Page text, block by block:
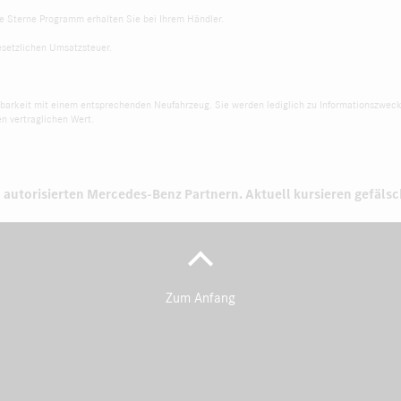
Sterne Programm erhalten Sie bei Ihrem Händler.
Umsatzsteuer.
mit einem entsprechenden Neufahrzeug. Sie werden lediglich zu
vertraglichen Wert.
autorisierten Mercedes-Benz Partnern. Aktuell kursieren
Zum Anfang